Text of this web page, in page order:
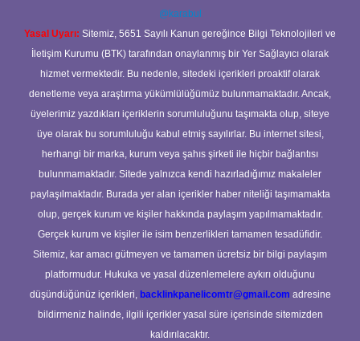
@karabul
Yasal Uyarı: Sitemiz, 5651 Sayılı Kanun gereğince Bilgi Teknolojileri ve
İletişim Kurumu (BTK) tarafından onaylanmış bir Yer Sağlayıcı olarak
hizmet vermektedir. Bu nedenle, sitedeki içerikleri proaktif olarak
denetleme veya araştırma yükümlülüğümüz bulunmamaktadır. Ancak,
üyelerimiz yazdıkları içeriklerin sorumluluğunu taşımakta olup, siteye
üye olarak bu sorumluluğu kabul etmiş sayılırlar. Bu internet sitesi,
herhangi bir marka, kurum veya şahıs şirketi ile hiçbir bağlantısı
bulunmamaktadır. Sitede yalnızca kendi hazırladığımız makaleler
paylaşılmaktadır. Burada yer alan içerikler haber niteliği taşımamakta
olup, gerçek kurum ve kişiler hakkında paylaşım yapılmamaktadır.
Gerçek kurum ve kişiler ile isim benzerlikleri tamamen tesadüfidir.
Sitemiz, kar amacı gütmeyen ve tamamen ücretsiz bir bilgi paylaşım
platformudur. Hukuka ve yasal düzenlemelere aykırı olduğunu
düşündüğünüz içerikleri, backlinkpanelicomtr@gmail.com adresine
bildirmeniz halinde, ilgili içerikler yasal süre içerisinde sitemizden
kaldırılacaktır.